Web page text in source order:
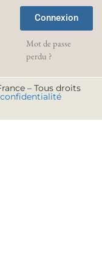
Connexion
Mot de passe
perdu ?
– Tous droits